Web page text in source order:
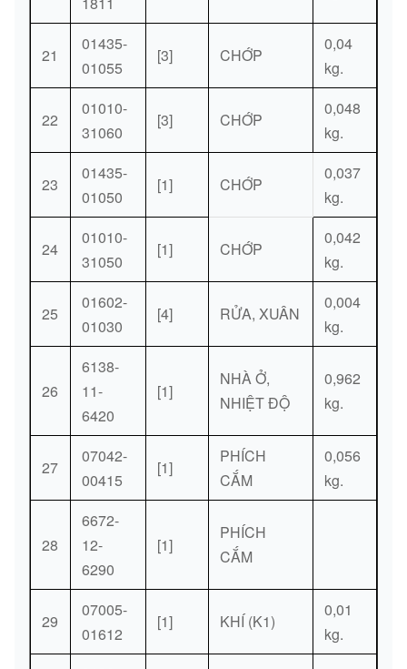
21
01435-
01055
[3] CHỚP
0,04
kg.
22
01010-
31060
[3] CHỚP
0,048
kg.
23
01435-
01050
[1] CHỚP
0,037
kg.
24
01010-
31050
[1] CHỚP
0,042
kg.
25
01602-
01030
[4] RỬA, XUÂN
0,004
kg.
26
6138-
11-
6420
[1]
NHÀ Ở,
NHIỆT ĐỘ
0,962
kg.
27
07042-
00415
[1]
PHÍCH
CẮM
0,056
kg.
28
6672-
12-
6290
[1]
PHÍCH
CẮM
29
07005-
01612
[1] KHÍ (K1)
0,01
kg.